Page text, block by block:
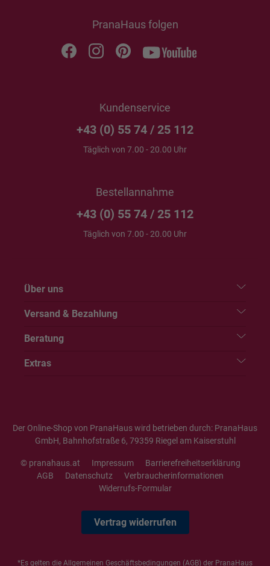
PranaHaus folgen
Kundenservice
+43 (0) 55 74 / 25 112
Täglich von 7.00 - 20.00 Uhr
Bestellannahme
+43 (0) 55 74 / 25 112
Täglich von 7.00 - 20.00 Uhr
Über uns
Versand & Bezahlung
Beratung
Extras
Der Online-Shop von PranaHaus wird betrieben durch: PranaHaus
GmbH, Bahnhofstraße 6, 79359 Riegel am Kaiserstuhl
© pranahaus.at Impressum
Barrierefreiheitserklärung
AGB
Datenschutz
Verbraucherinformationen
Widerrufs-Formular
Vertrag widerrufen
*Es gelten die Allgemeinen Geschäftsbedingungen (AGB) der PranaHaus